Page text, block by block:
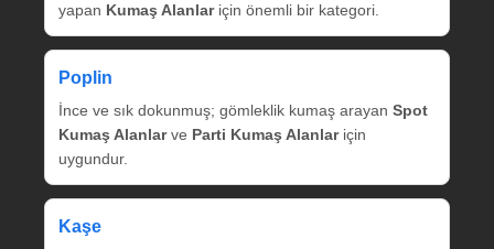
yapan Kumaş Alanlariçin önemli bir kategori.
Poplin
İnce ve sık dokunmuş; gömleklik kumaş arayan Spot
Kumaş Alanlarve Parti Kumaş Alanlariçin
uygundur.
Kaşe